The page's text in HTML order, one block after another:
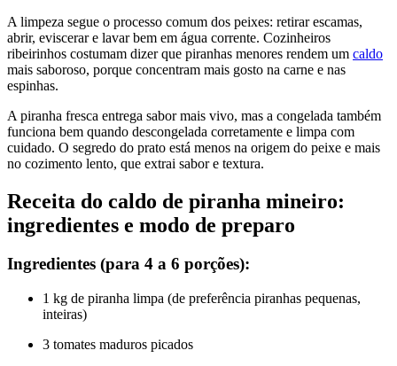
A limpeza segue o processo comum dos peixes: retirar escamas,
abrir, eviscerar e lavar bem em água corrente. Cozinheiros
ribeirinhos costumam dizer que piranhas menores rendem um caldo
mais saboroso, porque concentram mais gosto na carne e nas
espinhas.
A piranha fresca entrega sabor mais vivo, mas a congelada também
funciona bem quando descongelada corretamente e limpa com
cuidado. O segredo do prato está menos na origem do peixe e mais
no cozimento lento, que extrai sabor e textura.
Receita do caldo de piranha mineiro:
ingredientes e modo de preparo
Ingredientes (para 4 a 6 porções):
1 kg de piranha limpa (de preferência piranhas pequenas,
inteiras)
3 tomates maduros picados